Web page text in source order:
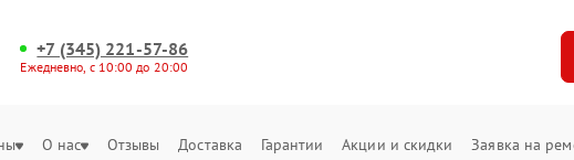
+7 (345) 221-57-86
Ежедневно, с 10:00 до 20:00
О нас Отзывы Доставка Гарантии Акции и скидки Заявка на